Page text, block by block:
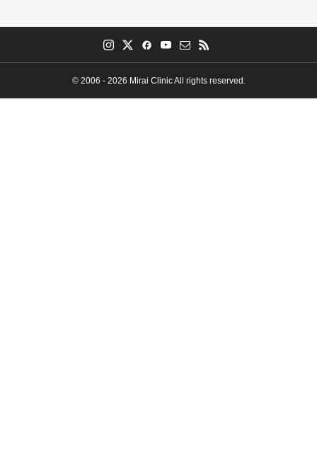
© 2006 - 2026 Mirai Clinic All rights reserved.